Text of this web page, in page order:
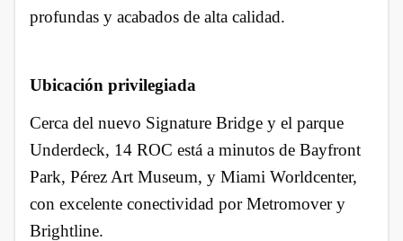
profundas y acabados de alta calidad.
Ubicación privilegiada
Cerca del nuevo Signature Bridge y el parque
Underdeck, 14 ROC está a minutos de Bayfront
Park, Pérez Art Museum, y Miami Worldcenter,
con excelente conectividad por Metromover y
Brightline.